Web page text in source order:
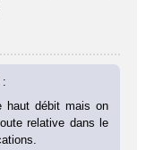
:
haut débit mais on
relative dans le